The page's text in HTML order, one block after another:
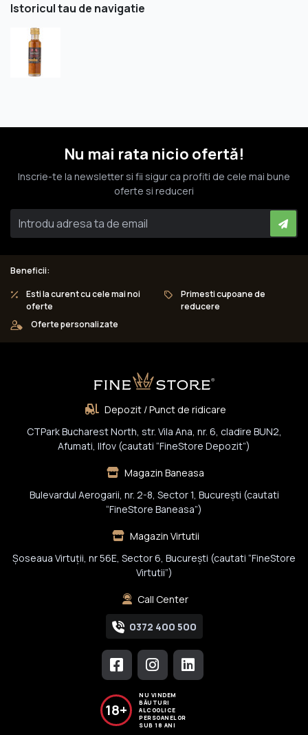
Istoricul tau de navigatie
Nu mai rata nicio ofertă!
Inscrie-te la newsletter si fii sigur ca profiti de cele mai bune
oferte si reduceri
Beneficii:
Esti la curent cu cele mai noi
oferte
Primesti cupoane de
reducere
Oferte personalizate
Depozit / Punct de ridicare
CTPark Bucharest North, str. Vila Ana, nr. 6, cladire BUN2,
Afumati, Ilfov (cautati “FineStore Depozit”)
Magazin Baneasa
Bulevardul Aerogarii, nr. 2-8, Sector 1, Bucureşti (cautati
“FineStore Baneasa”)
Magazin Virtutii
Șoseaua Virtuții, nr 56E, Sector 6, București (cautati “FineStore
Virtutii”)
Call Center
0372 400 500
18+
NU VINDEM
BĂUTURI
ALCOOLICE
PERSOANELOR
SUB 18 ANI